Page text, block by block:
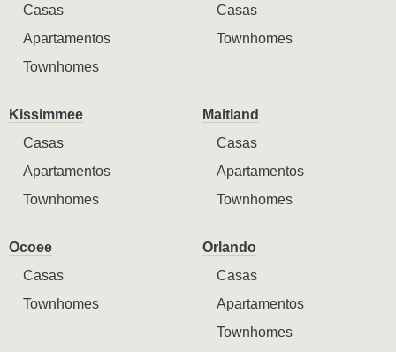
Casas
Apartamentos
Townhomes
Casas
Townhomes
Kissimmee
Casas
Apartamentos
Townhomes
Maitland
Casas
Apartamentos
Townhomes
Ocoee
Casas
Townhomes
Orlando
Casas
Apartamentos
Townhomes